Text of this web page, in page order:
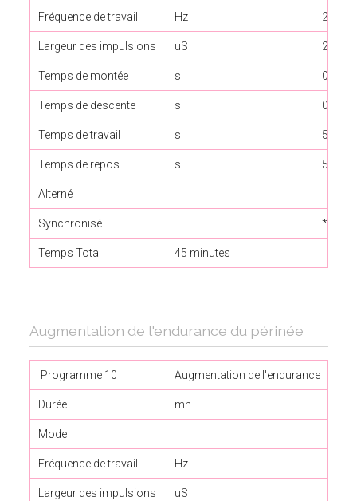
Fréquence de travail Hz 20
Largeur des impulsions uS 250
Temps de montée s 0,8
Temps de descente s 0
Temps de travail s 5
Temps de repos s 5
Alterné
Synchronisé *
Temps Total 45 minutes
Augmentation de l'endurance du périnée
Programme 10 Augmentation de l'endurance
Durée mn
Mode
Fréquence de travail Hz
Largeur des impulsions uS